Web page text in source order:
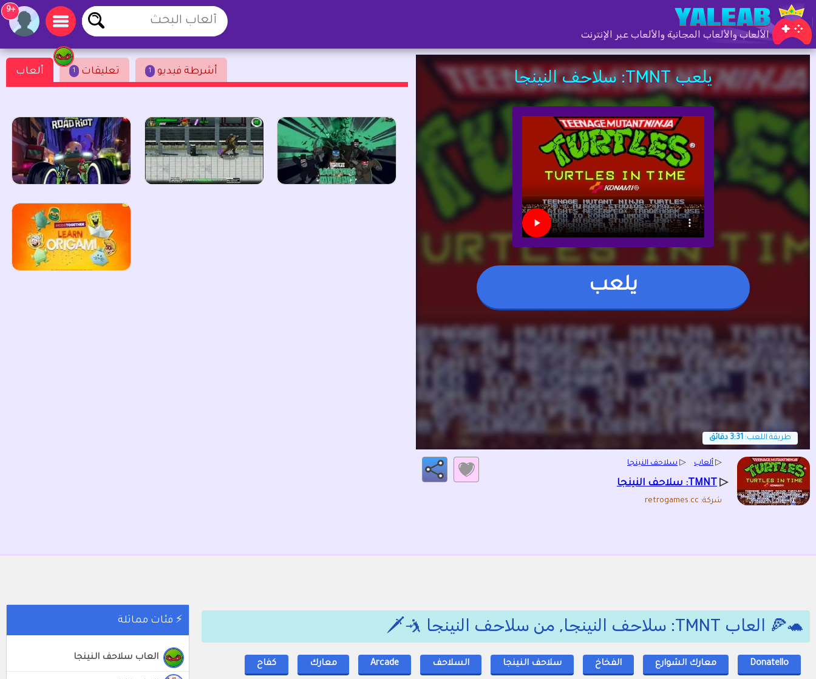
الألعاب والألعاب المجانية والألعاب عبر الإنترنت
+9
يلعب TMNT: سلاحف النينجا
يلعب
طريقة اللعب: 3:31 دقائق
▷ ألعاب ▷ سلاحف النينجا
▷ TMNT: سلاحف النينجا
شركة: retrogames.cc
ألعاب 1 تعليقات 1 أشرطة فيديو
⚡ فئات مماثلة
العاب سلاحف النينجا
🐢🍕 العاب TMNT: سلاحف النينجا, من سلاحف النينجا 🤺🗡️
Donatello معارك الشوارع الفخاخ سلاحف النينجا السلاحف Arcade معارك كفاح